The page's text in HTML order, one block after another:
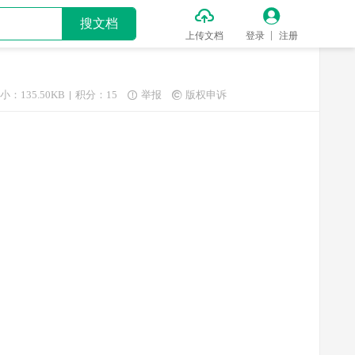
搜文档 
上传文档

登录 注册
：135.50KB 积分：15  举报  版权申诉